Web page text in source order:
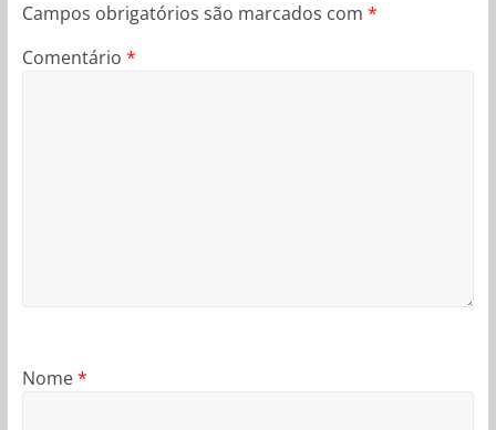
Campos obrigatórios são marcados com *
Comentário *
Nome*